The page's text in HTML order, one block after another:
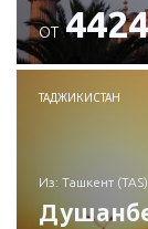
ОТ
ТАДЖИКИСТАН
из: Ташкент (TAS)